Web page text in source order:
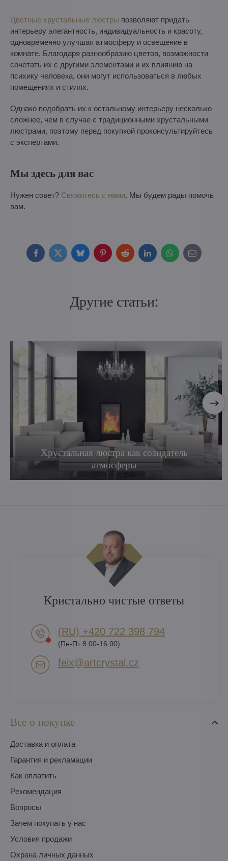
Цветные хрустальные люстры позволяют придать
интерьеру элегантность, индивидуальность и красоту,
одновременно улучшая атмосферу и освещение в
комнате. Благодаря разнообразию цветов, возможности
сочетать их с другими элементами и их влиянию на
психику человека, они могут использоваться в любых
помещениях и стилях.
Однако подобрать их к остальному интерьеру несколько
сложнее, чем в случае с традиционными хрустальными
люстрами, поэтому перед покупкой проконсультируйтесь
с экспертами.
Мы здесь для вас
Нужен совет? Свяжитесь с нами. Мы будем рады помочь
вам.
FacebookTwitterBlueskyPinterestRedditLinkedInWhatsApp
E-
mail
Другие статьи:
Хрустальная люстра как созидатель
атмосферы
Все о покупке
Доставка и оплата
Гарантия и рекламации
Как оплатить
Pекомендация
Вопросы
Зачем покупать у нас
Условия продажи
Охрана личных данных
Кристально чистые ответы
(RU) +420 722 398 794​
(Пн-Пт 8:00-16:00)
feix​@artcrystal​.cz